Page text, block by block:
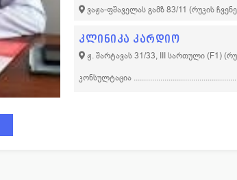
ვაჟა-ფშაველას გამზ 83/11(რუკის
კლინიკა კარდიო
ჟ. შარტავას 31/33, III სართული (F1)
კონსულტაცია